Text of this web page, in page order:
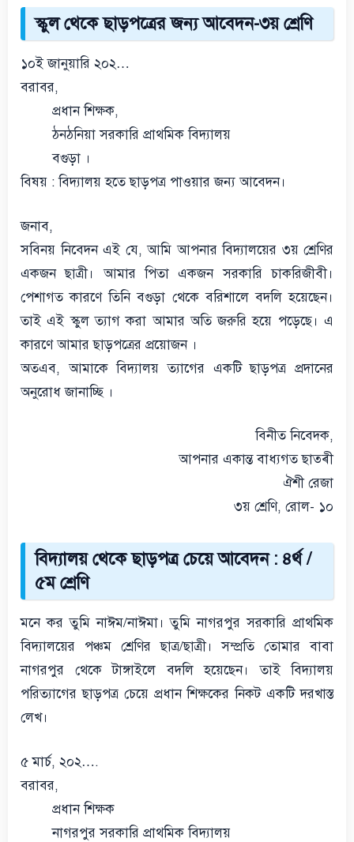
স্কুল থেকে ছাড়পত্রের জন্য আবেদন-৩য় শ্রেণি
১০ই জানুয়ারি ২০২…
বরাবর,
প্রধান শিক্ষক,
ঠনঠনিয়া সরকারি প্রাথমিক বিদ্যালয়
বগুড়া ।
বিষয় : বিদ্যালয় হতে ছাড়পত্র পাওয়ার জন্য আবেদন।
জনাব,
সবিনয় নিবেদন এই যে, আমি আপনার বিদ্যালয়ের ৩য় শ্রেণির
একজন ছাত্রী। আমার পিতা একজন সরকারি চাকরিজীবী।
পেশাগত কারণে তিনি বগুড়া থেকে বরিশালে বদলি হয়েছেন।
তাই এই স্কুল ত্যাগ করা আমার অতি জরুরি হয়ে পড়েছে। এ
কারণে আমার ছাড়পত্রের প্রয়োজন ।
অতএব, আমাকে বিদ্যালয় ত্যাগের একটি ছাড়পত্র প্রদানের
অনুরোধ জানাচ্ছি ।
বিনীত নিবেদক,
আপনার একান্ত বাধ্যগত ছাত্ৰী
ঐশী রেজা
৩য় শ্রেণি, রোল- ১০
বিদ্যালয় থেকে ছাড়পত্র চেয়ে আবেদন : ৪র্থ /
৫ম শ্রেণি
মনে কর তুমি নাঈম/নাঈমা। তুমি নাগরপুর সরকারি প্রাথমিক
বিদ্যালয়ের পঞ্চম শ্রেণির ছাত্র/ছাত্রী। সম্প্রতি তোমার বাবা
নাগরপুর থেকে টাঙ্গাইলে বদলি হয়েছেন। তাই বিদ্যালয়
পরিত্যাগের ছাড়পত্র চেয়ে প্রধান শিক্ষকের নিকট একটি দরখাস্ত
লেখ।
৫ মার্চ, ২০২….
বরাবর,
প্রধান শিক্ষক
নাগরপুর সরকারি প্রাথমিক বিদ্যালয়